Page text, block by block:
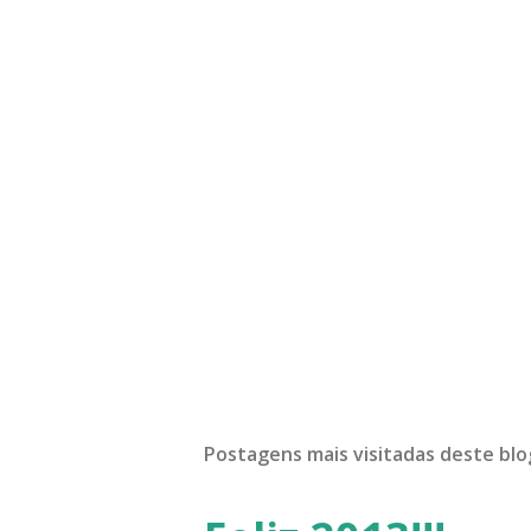
Postagens mais visitadas deste